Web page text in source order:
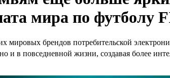
мира по футболу
мировых брендов потребительской
и в повседневной жизни, создавая более